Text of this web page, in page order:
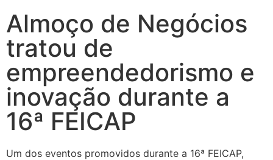
Almoço de Negócios
tratou de
empreendedorismo e
inovação durante a
16ª FEICAP
Um dos eventos promovidos durante a 16ª FEICAP,